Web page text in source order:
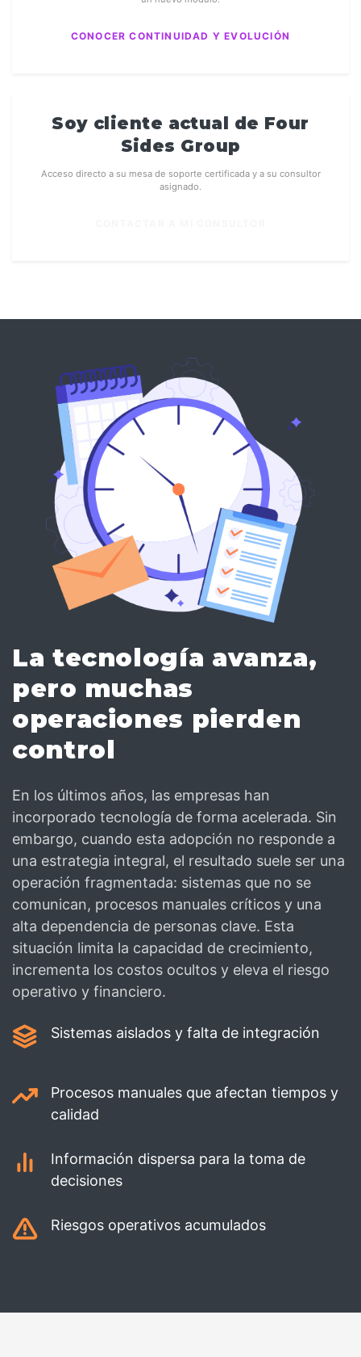
CONOCER CONTINUIDAD Y EVOLUCIÓN
Soy cliente actual de Four
Sides Group
Acceso directo a su mesa de soporte certificada y a su consultor
asignado.
La tecnología avanza,
pero muchas
operaciones pierden
control
En los últimos años, las empresas han
incorporado tecnología de forma acelerada. Sin
embargo, cuando esta adopción no responde a
una estrategia integral, el resultado suele ser una
operación fragmentada: sistemas que no se
comunican, procesos manuales críticos y una
alta dependencia de personas clave. Esta
situación limita la capacidad de crecimiento,
incrementa los costos ocultos y eleva el riesgo
operativo y financiero.
Sistemas aislados y falta de integración
Procesos manuales que afectan tiempos y
calidad
Información dispersa para la toma de
decisiones
Riesgos operativos acumulados